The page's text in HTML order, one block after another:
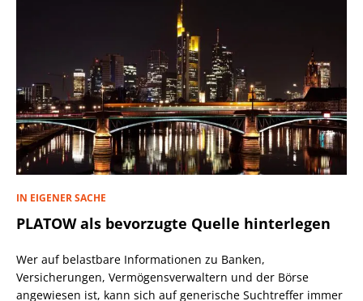
IN EIGENER SACHE
PLATOW als bevorzugte Quelle hinterlegen
Wer auf belastbare Informationen zu Banken,
Versicherungen, Vermögensverwaltern und der Börse
angewiesen ist, kann sich auf generische Suchtreffer immer